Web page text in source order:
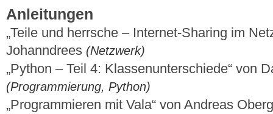
Anleitungen
„Teile und herrsche – Internet-Sharing im
Johanndrees (Netzwerk)
„Python – Teil 4: Klassenunterschiede“ von
(Programmierung, Python)
„Programmieren mit Vala“ von Andreas